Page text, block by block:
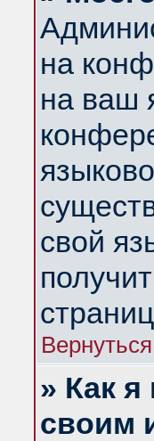
на
на ваш
свой
» Как
своим